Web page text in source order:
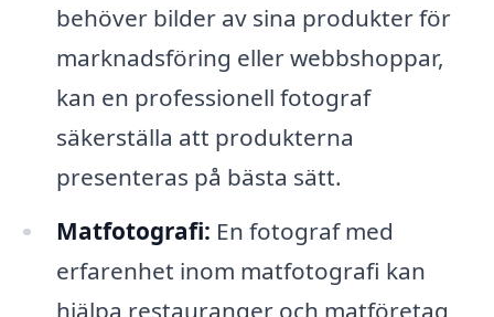
behöver bilder av sina produkter för
marknadsföring eller webbshoppar,
kan en professionell fotograf
säkerställa att produkterna
presenteras på bästa sätt.
Matfotografi: En fotograf med
erfarenhet inom matfotografi kan